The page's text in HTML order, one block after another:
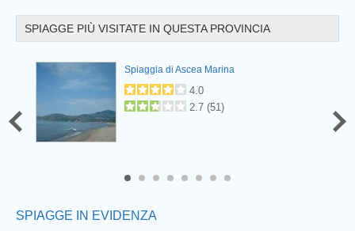
SPIAGGE PIÙ VISITATE IN QUESTA PROVINCIA
Spiaggia di Ascea Marina
4.0
2.7 (51)
SPIAGGE IN EVIDENZA